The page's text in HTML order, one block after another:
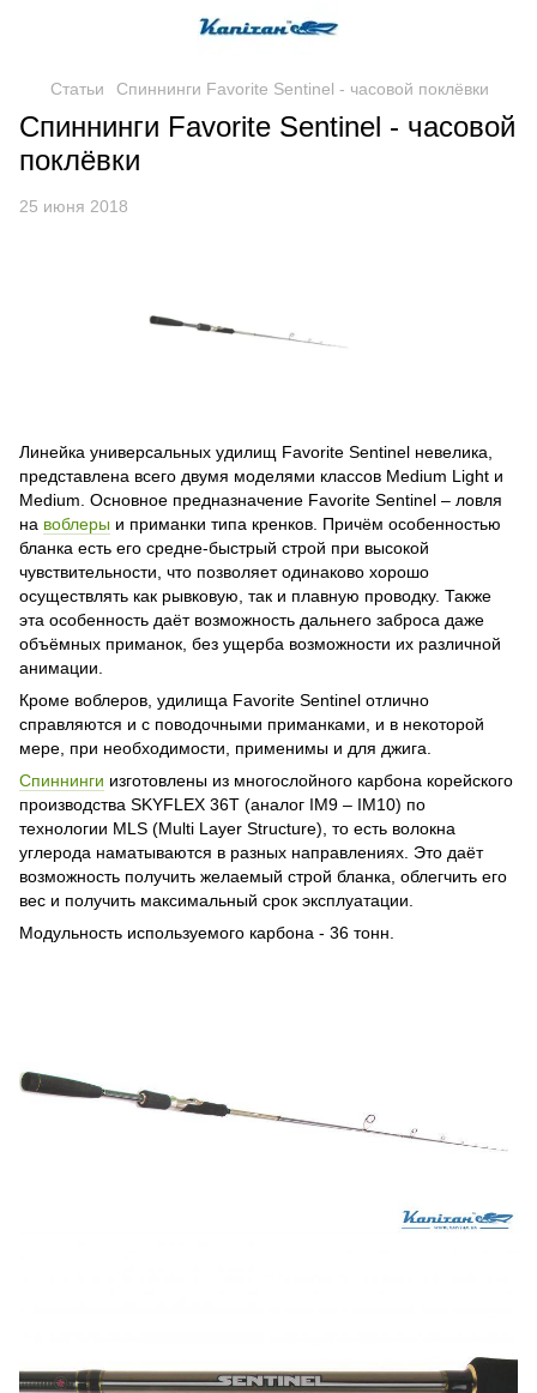
Статьи Спиннинги Favorite Sentinel - часовой поклёвки
Спиннинги Favorite Sentinel - часовой
поклёвки
25 июня 2018
Линейка универсальных удилищ Favorite Sentinel невелика,
представлена всего двумя моделями классов Medium Light и
Medium. Основное предназначение Favorite Sentinel – ловля
на воблеры и приманки типа кренков. Причём особенностью
бланка есть его средне-быстрый строй при высокой
чувствительности, что позволяет одинаково хорошо
осуществлять как рывковую, так и плавную проводку. Также
эта особенность даёт возможность дальнего заброса даже
объёмных приманок, без ущерба возможности их различной
анимации.
Кроме воблеров, удилища Favorite Sentinel отлично
справляются и с поводочными приманками, и в некоторой
мере, при необходимости, применимы и для джига.
Спиннинги изготовлены из многослойного карбона корейского
производства SKYFLEX 36T (аналог ІМ9 – ІМ10) по
технологии MLS (Multi Layer Structure), то есть волокна
углерода наматываются в разных направлениях. Это даёт
возможность получить желаемый строй бланка, облегчить его
вес и получить максимальный срок эксплуатации.
Модульность используемого карбона - 36 тонн.